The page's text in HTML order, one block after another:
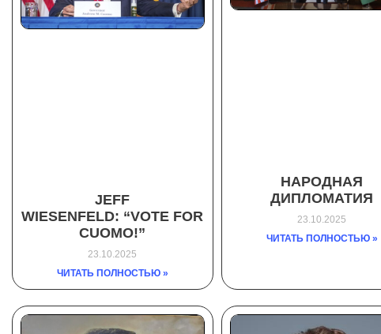
JEFF
WIESENFELD: “VOTE FOR
CUOMO!”
23.10.2025
ЧИТАТЬ ПОЛНОСТЬЮ »
НАРОДНАЯ
ДИПЛОМАТИЯ
23.10.2025
ЧИТАТЬ ПОЛНОСТЬЮ »